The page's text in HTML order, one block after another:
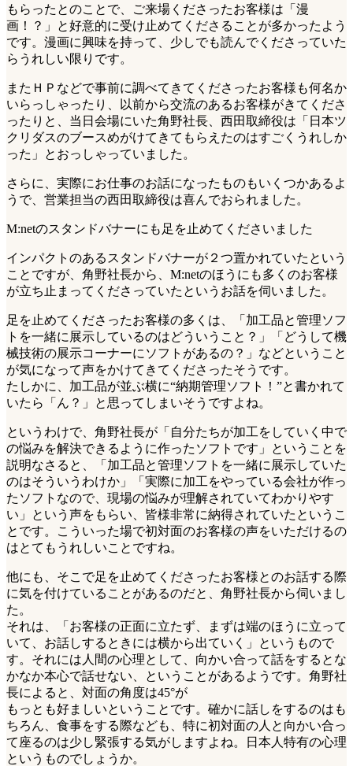
もらったとのことで、ご来場くださったお客様は「漫
画！？」と好意的に受け止めてくださることが多かったよう
です。漫画に興味を持って、少しでも読んでくださっていた
らうれしい限りです。
またＨＰなどで事前に調べてきてくださったお客様も何名か
いらっしゃったり、以前から交流のあるお客様がきてくださ
ったりと、当日会場にいた角野社長、西田取締役は「日本ツ
クリダスのブースめがけてきてもらえたのはすごくうれしか
った」とおっしゃっていました。
さらに、実際にお仕事のお話になったものもいくつかあるよ
うで、営業担当の西田取締役は喜んでおられました。
M:netのスタンドバナーにも足を止めてくださいました
インパクトのあるスタンドバナーが２つ置かれていたという
ことですが、角野社長から、M:netのほうにも多くのお客様
が立ち止まってくださっていたというお話を伺いました。
足を止めてくださったお客様の多くは、「加工品と管理ソフ
トを一緒に展示しているのはどういうこと？」「どうして機
械技術の展示コーナーにソフトがあるの？」などということ
が気になって声をかけてきてくださったそうです。
たしかに、加工品が並ぶ横に“納期管理ソフト！”と書かれて
いたら「ん？」と思ってしまいそうですよね。
というわけで、角野社長が「自分たちが加工をしていく中で
の悩みを解決できるように作ったソフトです」ということを
説明なさると、「加工品と管理ソフトを一緒に展示していた
のはそういうわけか」「実際に加工をやっている会社が作っ
たソフトなので、現場の悩みが理解されていてわかりやす
い」という声をもらい、皆様非常に納得されていたというこ
とです。こういった場で初対面のお客様の声をいただけるの
はとてもうれしいことですね。
他にも、そこで足を止めてくださったお客様とのお話する際
に気を付けていることがあるのだと、角野社長から伺いまし
た。
それは、「お客様の正面に立たず、まずは端のほうに立って
いて、お話しするときには横から出ていく」というもので
す。それには人間の心理として、向かい合って話をするとな
かなか本心で話せない、ということがあるようです。角野社
長によると、対面の角度は45°が
もっとも好ましいということです。確かに話しをするのはも
ちろん、食事をする際なども、特に初対面の人と向かい合っ
て座るのは少し緊張する気がしますよね。日本人特有の心理
というものでしょうか。